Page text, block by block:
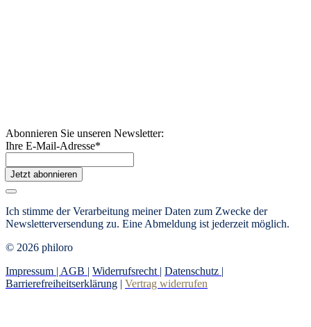
Abonnieren Sie unseren Newsletter:
Ihre E-Mail-Adresse*
Jetzt abonnieren
Ich stimme der Verarbeitung meiner Daten zum Zwecke der
Newsletterversendung zu. Eine Abmeldung ist jederzeit möglich.
© 2026 philoro
Impressum | AGB | Widerrufsrecht | Datenschutz |
Barrierefreiheitserklärung | Vertrag widerrufen